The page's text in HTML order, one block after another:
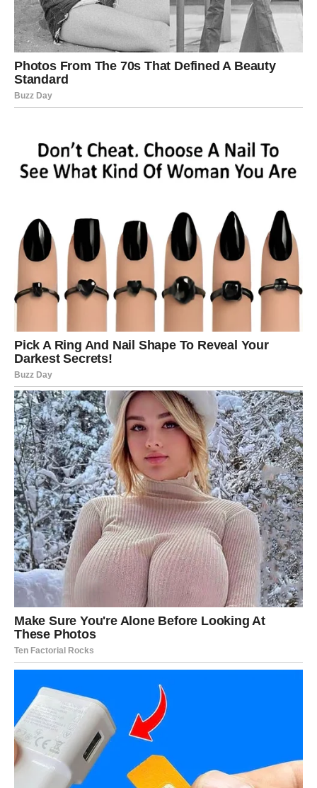
Vodolija
Vodolije mogu osetiti potrebu za promenom rutine.
Možda ćete želeti da napravite novi plan ili da započnete
nešto što vas inspiriše.
doneti uspeh u narednom periodu. U ljubavi je moguće
neočekivano poznanstvo.
Ribe u sredini sedmice mogu osetiti snažnu intuiciju koja
im pomaže da prepoznaju prave prilike. Važno je da
slušate unutrašnji glas.
Na emotivnom planu dolazi više topline i razumevanja.
Partner ili osoba koja vam je bliska može pokazati koliko
joj značite.